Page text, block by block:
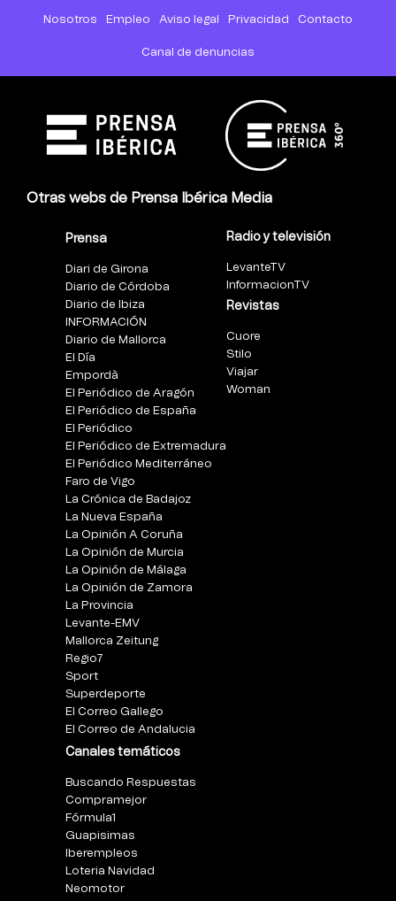
Nosotros Empleo Aviso legal Privacidad Contacto
Canal de denuncias
Otras webs de Prensa Ibérica Media
Prensa
Diari de Girona
Diario de Córdoba
Diario de Ibiza
INFORMACIÓN
Diario de Mallorca
El Día
Empordà
El Periódico de Aragón
El Periódico de España
El Periódico
El Periódico de Extremadura
El Periódico Mediterráneo
Faro de Vigo
La Crónica de Badajoz
La Nueva España
La Opinión A Coruña
La Opinión de Murcia
La Opinión de Málaga
La Opinión de Zamora
La Provincia
Levante-EMV
Mallorca Zeitung
Regio7
Sport
Superdeporte
El Correo Gallego
El Correo de Andalucia
Canales temáticos
Buscando Respuestas
Compramejor
Fórmula1
Guapisimas
Iberempleos
Loteria Navidad
Neomotor
Radio y televisión
LevanteTV
InformacionTV
Revistas
Cuore
Stilo
Viajar
Woman